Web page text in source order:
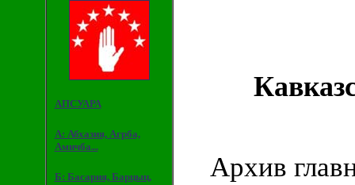
АПСУАРА
А: Абхазия, Агрба,
Амичба...
Б: Басария, Барцыц,
Архив